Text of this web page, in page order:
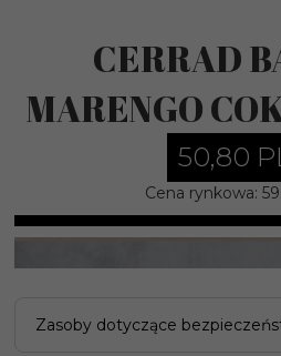
CERRAD
MARENGO
50,80
Cena rynkowa:
Zasoby dotyczące